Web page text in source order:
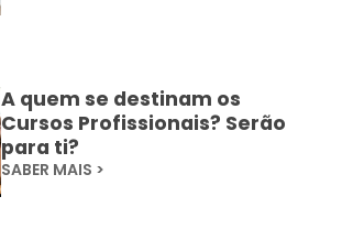
A quem se destinam os
Cursos Profissionais? Serão
para ti?
SABER MAIS >